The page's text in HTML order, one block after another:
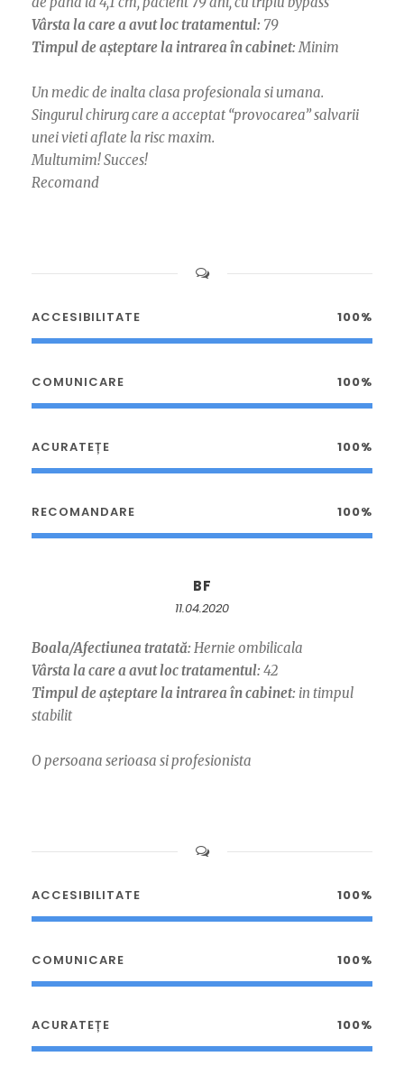
Vârsta la care a avut loc tratamentul: 79
Timpul de așteptare la intrarea în cabinet:Minim
Un medic de inalta clasa profesionala si umana.
Singurul chirurg care a acceptat “provocarea” salvarii
unei vieti aflate la risc maxim.
Multumim! Succes!
Recomand
ACCESIBILITATE 100%
COMUNICARE 100%
ACURATEȚE 100%
RECOMANDARE 100%
BF
11.04.2020
Boala/Afectiunea tratată: Hernie ombilicala
Vârsta la care a avut loc tratamentul: 42
Timpul de așteptare la intrarea în cabinet: in timpul
stabilit
O persoana serioasa si profesionista
ACCESIBILITATE 100%
COMUNICARE 100%
ACURATEȚE 100%